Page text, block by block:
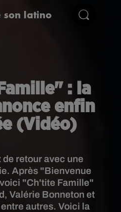
son latino
: la
enfin
(Vidéo)
de retour avec une
Après "Bienvenue
"Ch'tite Famille"
Valérie Bonneton et
autres. Voici la